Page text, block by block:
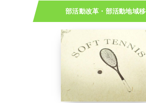
部活動改革・部活動地域